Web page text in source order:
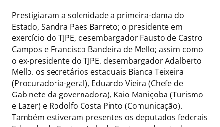
Prestigiaram a solenidade a primeira-dama do
Estado, Sandra Paes Barreto; o presidente em
exercício do TJPE, desembargador Fausto de Castro
Campos e Francisco Bandeira de Mello; assim como
o ex-presidente do TJPE, desembargador Adalberto
Mello. os secretários estaduais Bianca Teixeira
(Procuradoria-geral), Eduardo Vieira (Chefe de
Gabinete da governadora), Kaio Maniçoba (Turismo
e Lazer) e Rodolfo Costa Pinto (Comunicação).
Também estiveram presentes os deputados federais